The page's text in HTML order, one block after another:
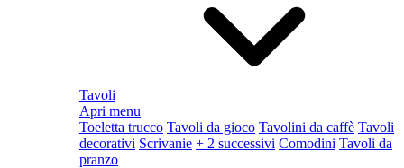
Tavoli
Apri menu
Toeletta trucco Tavoli da gioco Tavolini da caffè Tavoli
decorativi Scrivanie + 2 successivi Comodini Tavoli da
pranzo